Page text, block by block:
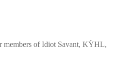
members of Idiot Savant, KŸHL,